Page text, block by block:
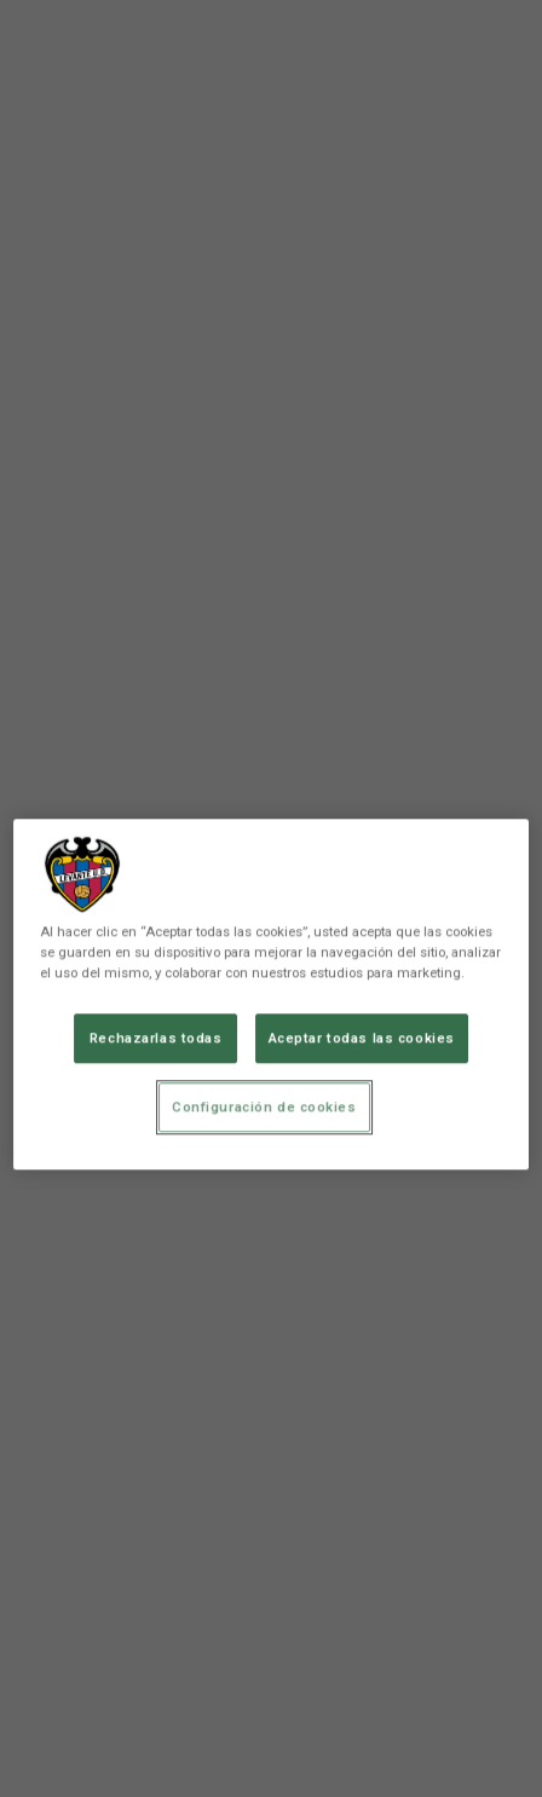
Al hacer clic en “Aceptar todas las cookies”, usted acepta que las cookies
se guarden en su dispositivo para mejorar la navegación del sitio, analizar
el uso del mismo, y colaborar con nuestros estudios para marketing.
Rechazarlas todas Aceptar todas las cookies
Configuración de cookies